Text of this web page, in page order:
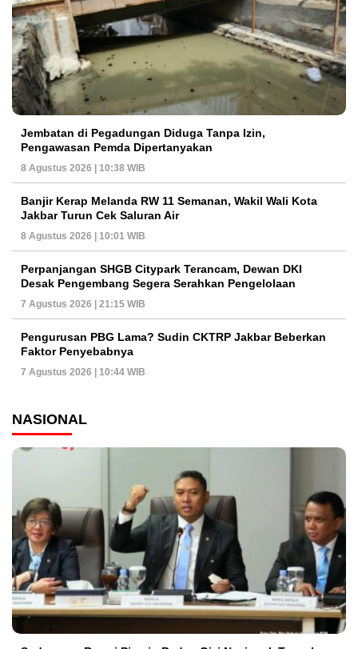
Jembatan di Pegadungan Diduga Tanpa Izin,
Pengawasan Pemda Dipertanyakan
8 Agustus 2026 | 10:38 WIB
Banjir Kerap Melanda RW 11 Semanan, Wakil Wali Kota
Jakbar Turun Cek Saluran Air
8 Agustus 2026 | 10:01 WIB
Perpanjangan SHGB Citypark Terancam, Dewan DKI
Desak Pengembang Segera Serahkan Pengelolaan
7 Agustus 2026 | 21:15 WIB
Pengurusan PBG Lama? Sudin CKTRP Jakbar Beberkan
Faktor Penyebabnya
7 Agustus 2026 | 10:44 WIB
NASIONAL